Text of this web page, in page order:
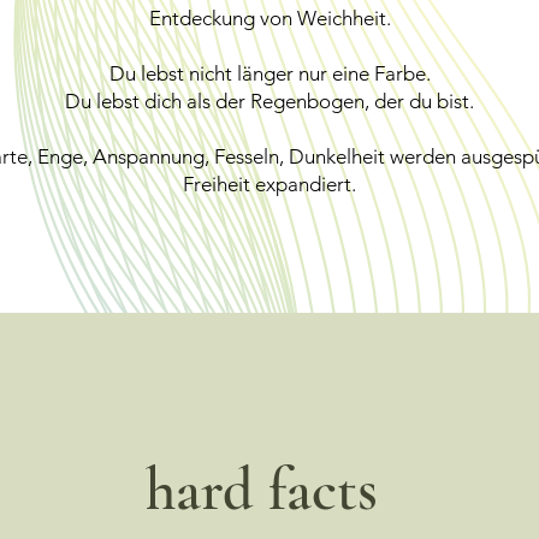
Entdeckung von Weichheit.
Du lebst nicht länger nur eine Farbe.
Du lebst dich als der Regenbogen, der du bist.
Enge, Anspannung, Fesseln, Dunkelheit werden
Freiheit expandiert.
hard facts